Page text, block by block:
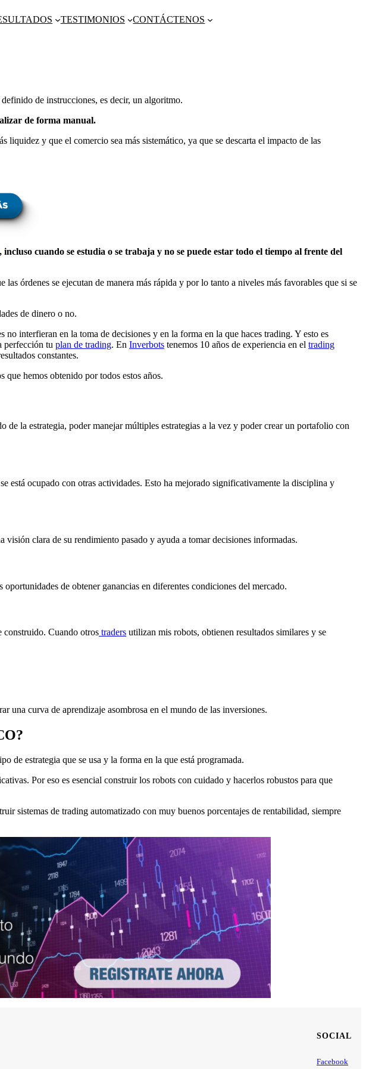
TESTIMONIOS CONTÁCTENOS
de instrucciones, es decir, un algoritmo.
de forma manual.
y que el comercio sea más sistemático, ya que se descarta el impacto de las
, incluso cuando se estudia o se trabaja y no se puede estar todo el tiempo al frente del
órdenes se ejecutan de manera más rápida y por lo tanto a niveles más favorables que si se
de dinero o no.
interfieran en la toma de decisiones y en la forma en la que haces trading. Y esto es
perfección tu plan de trading. En Inverbots tenemos 10 años de experiencia en el trading
constantes.
que hemos obtenido por todos estos años.
la estrategia, poder manejar múltiples estrategias a la vez y poder crear un portafolio con
está ocupado con otras actividades. Esto ha mejorado significativamente la disciplina y
visión clara de su rendimiento pasado y ayuda a tomar decisiones informadas.
de obtener ganancias en diferentes condiciones del mercado.
construido. Cuando otros traders utilizan mis robots, obtienen resultados similares y se
curva de aprendizaje asombrosa en el mundo de las inversiones.
de estrategia que se usa y la forma en la que está programada.
Por eso es esencial construir los robots con cuidado y hacerlos robustos para que
sistemas de trading automatizado con muy buenos porcentajes de rentabilidad, siempre
SOCIAL
Facebook